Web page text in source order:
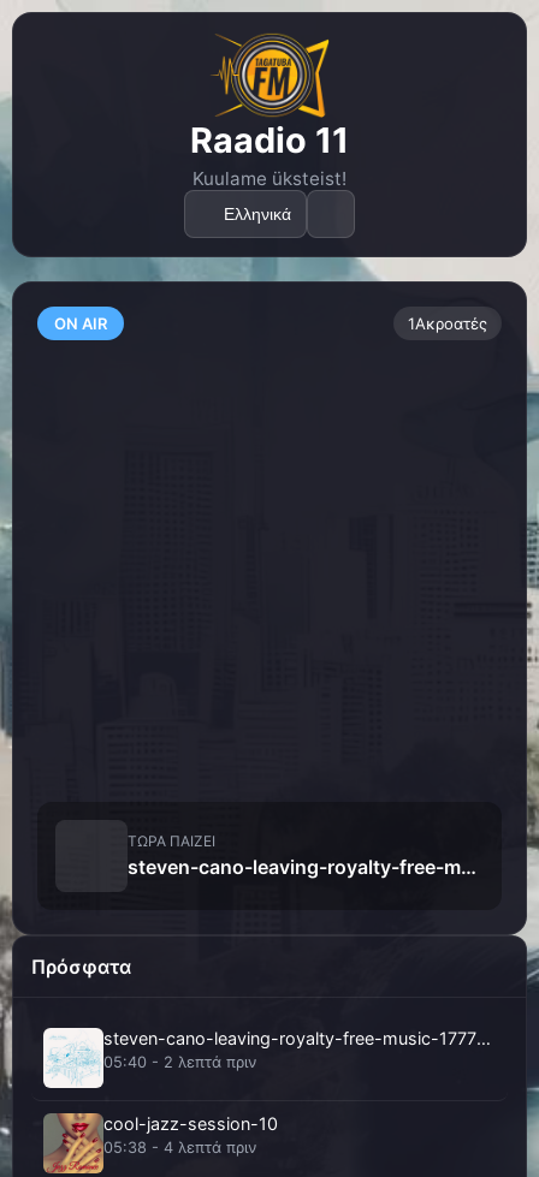
Raadio 11
Kuulame üksteist!
Ελληνικά
ON AIR 1Ακροατές
ΤΏΡΑ ΠΑΊΖΕΙ
steven-cano-leaving-royalty-free-music-177757
Πρόσφατα
steven-cano-leaving-royalty-free-music-177757
05:40 - 2 λεπτά πριν
cool-jazz-session-10
05:38 - 4 λεπτά πριν